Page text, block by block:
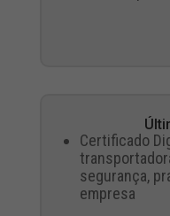
Certificado
segurança,
empresa